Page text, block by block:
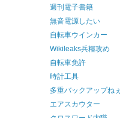
週刊電子書籍
無音電源したい
自転車ウインカー
Wikileaks兵糧攻め
自転車免許
時計工具
多重バックアップねぇ
エアスカウター